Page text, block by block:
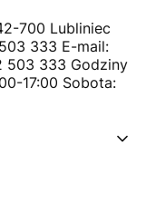
700 Lubliniec
333 E-mail:
503 333 Godziny
17:00 Sobota: